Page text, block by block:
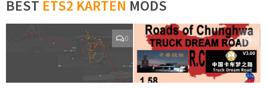
BEST ETS2 KARTEN MODS
0 0